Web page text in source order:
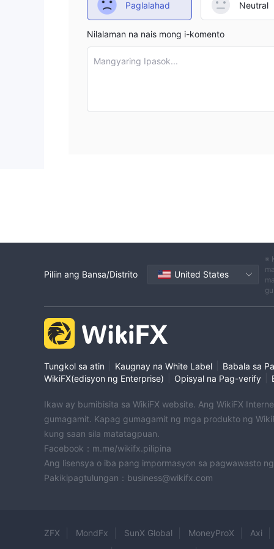
Paglalahad Neutral
Nilalaman na nais mong i-komento
Mangyaring Ipasok...
Piliin ang Bansa/Distrito United States
※
Tungkol sa atin Kaugnay na White Label Babala sa
WikiFX(edisyon ng Enterprise)
Opisyal na Pag-verify
Ikaw ay bumibisita sa WikiFX website. Ang WikiFX
gumagamit. Kapag gumagamit ng mga produkto ng
kung saan sila matatagpuan.
Facebook：m.me/wikifx.pilipina
Ang lisensya o iba pang impormasyon sa pagwawasto
Pakikipagtulungan：business@wikifx.com
ZFX MondFx SunX Global MoneyProX Axi